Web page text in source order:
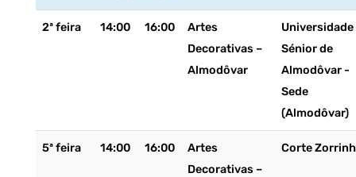
2ª feira 14:00 16:00
Artes
Decorativas –
Almodôvar
Universidade
Sénior de
Almodôvar -
Sede
(Almodôvar)
5ª feira 14:00 16:00
Artes
Decorativas –
Corte